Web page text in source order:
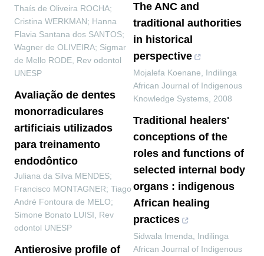
Thaís de Oliveira ROCHA;
Cristina WERKMAN; Hanna
Flavia Santana dos SANTOS;
Wagner de OLIVEIRA; Sigmar
de Mello RODE Rev odontol
UNESP
Avaliação de dentes
monorradiculares
artificiais utilizados
para treinamento
endodôntico
Juliana da Silva MENDES;
Francisco MONTAGNER; Tiago
André Fontoura de MELO;
Simone Bonato LUISI
Rev
odontol UNESP
Antierosive profile of
The ANC and
traditional authorities
in historical
perspective
Mojalefa Koenane
Indilinga
African Journal of Indigenous
Knowledge Systems 2008
Traditional healers'
conceptions of the
roles and functions of
selected internal body
organs : indigenous
African healing
practices
Sidwala Imenda
Indilinga
African Journal of Indigenous